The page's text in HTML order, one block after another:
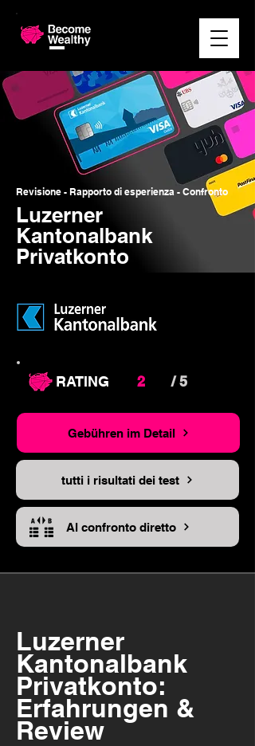
Revisione - Rapporto di esperienza - Confronto
Luzerner
Kantonalbank
Privatkonto
RATING 2 / 5
Gebühren im Detail
tutti i risultati dei test
Al confronto diretto
Luzerner
Kantonalbank
Privatkonto:
Erfahrungen &
Review